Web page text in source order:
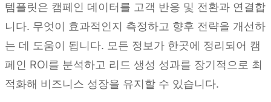
템플릿은 캠페인 데이터를 고객 반응 및 전환과 연결합
니다. 무엇이 효과적인지 측정하고 향후 전략을 개선하
는 데 도움이 됩니다. 모든 정보가 한곳에 정리되어 캠
페인 ROI를 분석하고 리드 생성 성과를 장기적으로 최
적화해 비즈니스 성장을 유지할 수 있습니다.